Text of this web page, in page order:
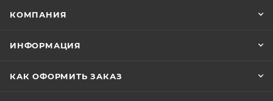
КОМПАНИЯ
ИНФОРМАЦИЯ
КАК ОФОРМИТЬ ЗАКАЗ